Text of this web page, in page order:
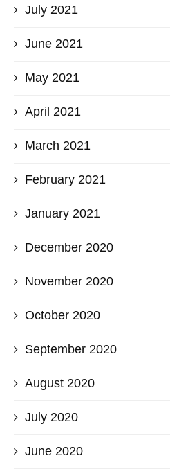
July 2021
June 2021
May 2021
April 2021
March 2021
February 2021
January 2021
December 2020
November 2020
October 2020
September 2020
August 2020
July 2020
June 2020